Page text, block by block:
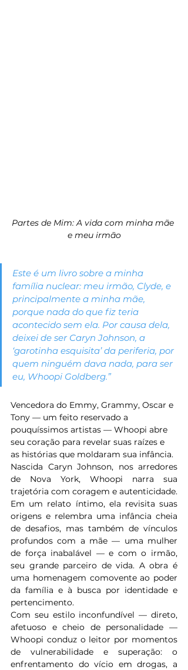
Partes de Mim: A vida com minha mãe
e meu irmão
Este é um livro sobre a minha
família nuclear: meu irmão, Clyde, e
principalmente a minha mãe,
porque nada do que fiz teria
acontecido sem ela. Por causa dela,
deixei de ser Caryn Johnson, a
‘garotinha esquisita’ da periferia, por
quem ninguém dava nada, para ser
eu, Whoopi Goldberg.”
Vencedora do Emmy, Grammy, Oscar e
Tony — um feito reservado a
pouquíssimos artistas — Whoopi abre
seu coração para revelar suas raízes e
as histórias que moldaram sua infância.
Nascida Caryn Johnson, nos arredores
de Nova York, Whoopi narra sua
trajetória com coragem e autenticidade.
Em um relato íntimo, ela revisita suas
origens e relembra uma infância cheia
de desafios, mas também de vínculos
profundos com a mãe — uma mulher
de força inabalável — e com o irmão,
seu grande parceiro de vida. A obra é
uma homenagem comovente ao poder
da família e à busca por identidade e
pertencimento.
Com seu estilo inconfundível — direto,
afetuoso e cheio de personalidade —
Whoopi conduz o leitor por momentos
de vulnerabilidade e superação: o
enfrentamento do vício em drogas, a